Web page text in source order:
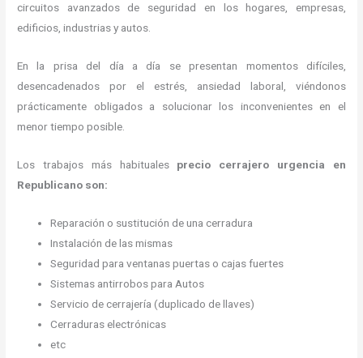
circuitos avanzados de seguridad en los hogares, empresas,
edificios, industrias y autos.
En la prisa del día a día se presentan momentos difíciles,
desencadenados por el estrés, ansiedad laboral, viéndonos
prácticamente obligados a solucionar los inconvenientes en el
menor tiempo posible.
Los trabajos más habitualesprecio cerrajero urgencia en
Republicano son:
Reparación o sustitución de una cerradura
Instalación de las mismas
Seguridad para ventanas puertas o cajas fuertes
Sistemas antirrobos para Autos
Servicio de cerrajería (duplicado de llaves)
Cerraduras electrónicas
etc